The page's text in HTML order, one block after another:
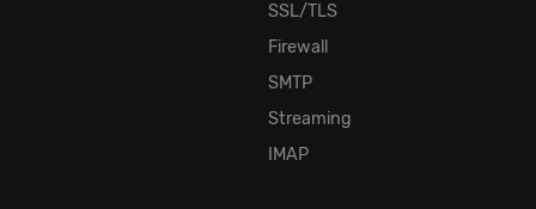
SSL/TLS
Firewall
SMTP
Streaming
IMAP